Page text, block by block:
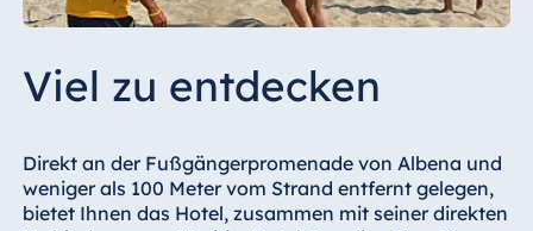
Viel zu entdecken
Direkt an der Fußgängerpromenade von Albena und
weniger als 100 Meter vom Strand entfernt gelegen,
bietet Ihnen das Hotel, zusammen mit seiner direkten